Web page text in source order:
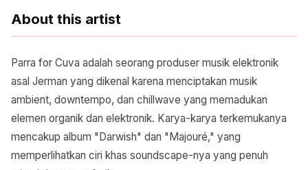
About this artist
Parra for Cuva adalah seorang produser musik elektronik
asal Jerman yang dikenal karena menciptakan musik
ambient, downtempo, dan chillwave yang memadukan
elemen organik dan elektronik. Karya-karya terkemukanya
mencakup album "Darwish" dan "Majouré," yang
memperlihatkan ciri khas soundscape-nya yang penuh